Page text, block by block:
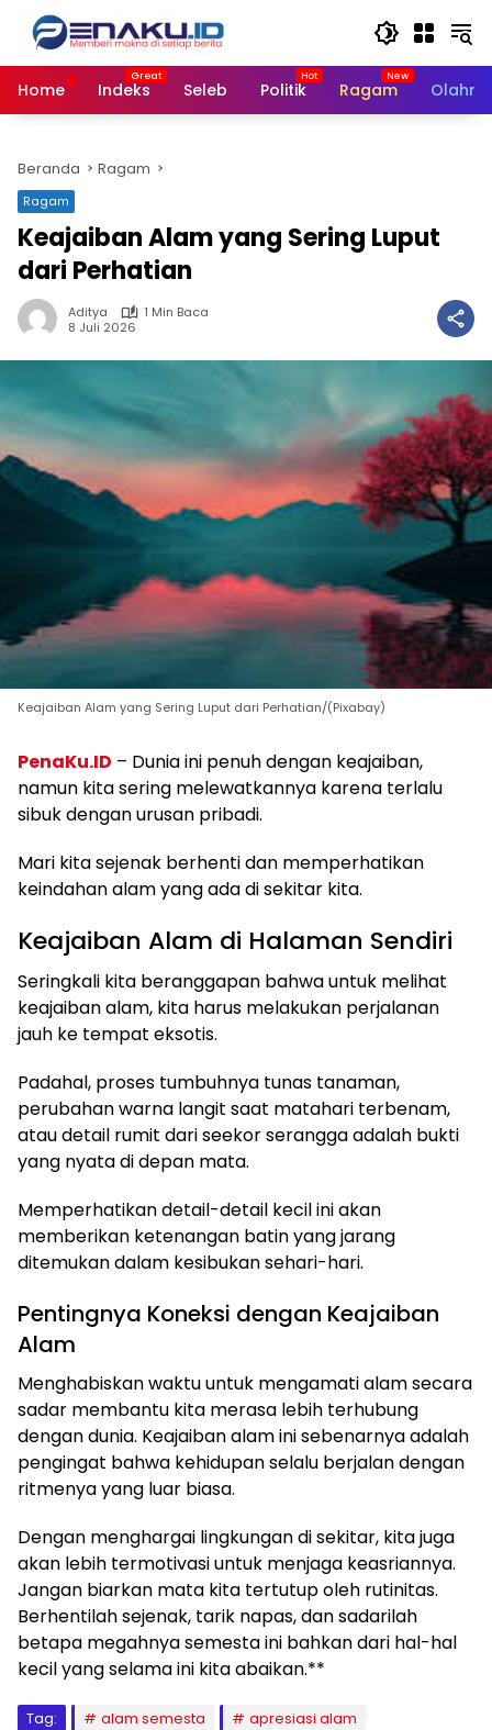
Langsung
konten
Home
Indeks Seleb Politik Ragam
Beranda Ragam
Ragam
Keajaiban Alam yang Sering Luput
dari Perhatian
Aditya
1 Min Baca
8 Juli 2026
Keajaiban Alam yang Sering Luput dari Perhatian/(Pixabay)
PenaKu.ID – Dunia ini penuh dengan keajaiban,
namun kita sering melewatkannya karena terlalu
sibuk dengan urusan pribadi.
Mari kita sejenak berhenti dan memperhatikan
keindahan alam yang ada di sekitar kita.
Keajaiban Alam di Halaman Sendiri
Seringkali kita beranggapan bahwa untuk melihat
keajaiban alam, kita harus melakukan perjalanan
jauh ke tempat eksotis.
Padahal, proses tumbuhnya tunas tanaman,
perubahan warna langit saat matahari terbenam,
atau detail rumit dari seekor serangga adalah bukti
yang nyata di depan mata.
Memperhatikan detail-detail kecil ini akan
memberikan ketenangan batin yang jarang
ditemukan dalam kesibukan sehari-hari.
Pentingnya Koneksi dengan Keajaiban
Alam
Menghabiskan waktu untuk mengamati alam secara
sadar membantu kita merasa lebih terhubung
dengan dunia. Keajaiban alam ini sebenarnya adalah
pengingat bahwa kehidupan selalu berjalan dengan
ritmenya yang luar biasa.
Dengan menghargai lingkungan di sekitar, kita juga
akan lebih termotivasi untuk menjaga keasriannya.
Jangan biarkan mata kita tertutup oleh rutinitas.
Berhentilah sejenak, tarik napas, dan sadarilah
betapa megahnya semesta ini bahkan dari hal-hal
kecil yang selama ini kita abaikan.**
Tag: alam semesta
apresiasi alam